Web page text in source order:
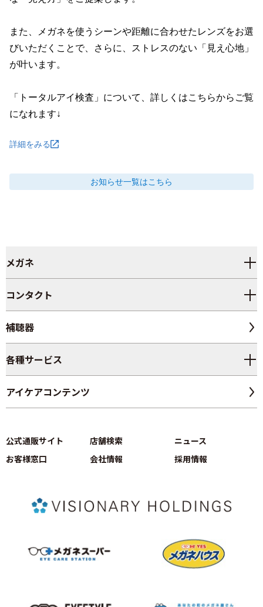
また、メガネを使うシーンや距離に合わせたレンズをお選
びいただくことで、さらに、ストレスのない「見え心地」
が叶います。
「トータルアイ検査」について、詳しくはこちらからご覧
になれます↓
詳細をみる
お知らせ一覧はこちら
メガネ
コンタクト
補聴器
各種サービス
アイケアコンテンツ
公式通販サイト 店舗検索
ニュース
お客様窓口
会社情報 採用情報